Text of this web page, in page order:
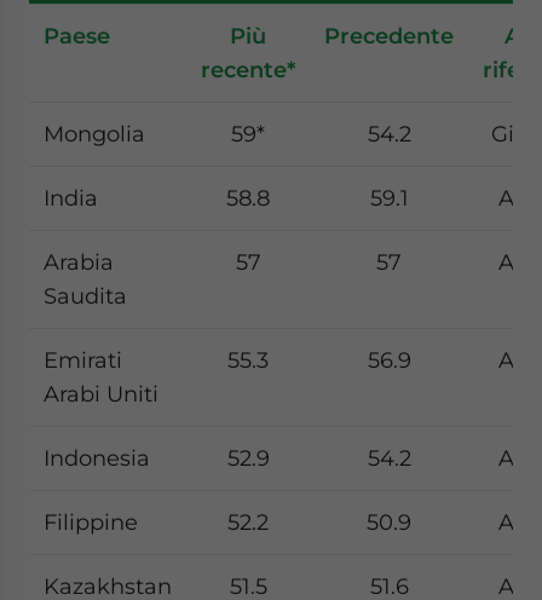
Paese
Più
recente*
Precedente
Mongolia 59* 54.2
India 58.8 59.1
Arabia
Saudita
57 57
Emirati
Arabi Uniti
55.3 56.9
Indonesia 52.9 54.2
Filippine 52.2 50.9
Kazakhstan 51.5 51.6